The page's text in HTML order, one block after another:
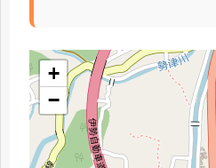
+
−